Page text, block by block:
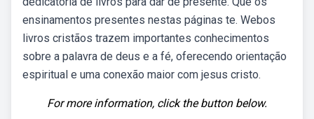
ensinamentos presentes nestas páginas te. Webos
livros cristãos trazem importantes conhecimentos
sobre a palavra de deus e a fé, oferecendo orientação
espiritual e uma conexão maior com jesus cristo.
For more information, click the button below.